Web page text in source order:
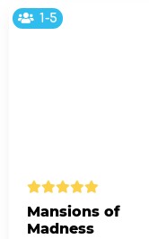
1-5
Mansions of
Madness